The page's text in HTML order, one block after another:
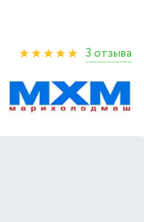
3 отзыва